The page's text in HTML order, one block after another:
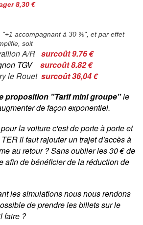
8,30 €
accompagnant à 30 %", et par effet
soit
A/R surcoût 9.76 €
TGV surcoût 8.82 €
le Rouet surcoût 36,04 €
proposition "Tarif mini groupe"le
de façon exponentiel.
la voiture c'est de porte à porte et
il faut rajouter un trajet d'accès à
au retour ? Sans oublier les 30 € de
afin de bénéficier de la réduction de
les simulations nous nous rendons
de prendre les billets sur le
faire ?